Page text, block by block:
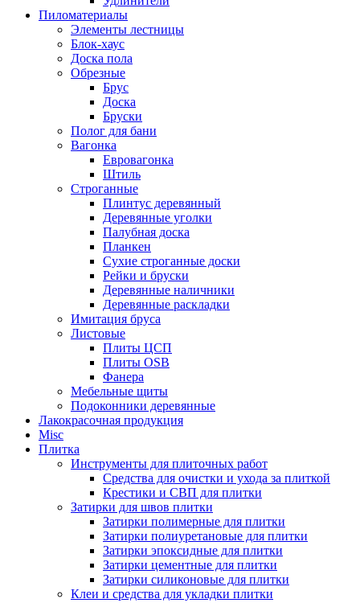
Пиломатериалы
Элементы лестницы
Блок-хаус
Доска пола
Обрезные
Брус
Доска
Бруски
Полог для бани
Вагонка
Евровагонка
Штиль
Строганные
Плинтус деревянный
Деревянные уголки
Палубная доска
Планкен
Сухие строганные доски
Рейки и бруски
Деревянные наличники
Деревянные раскладки
Имитация бруса
Листовые
Плиты ЦСП
Плиты OSB
Фанера
Мебельные щиты
Подоконники деревянные
Лакокрасочная продукция
Misc
Плитка
Инструменты для плиточных работ
Средства для очистки и ухода за плиткой
Крестики и СВП для плитки
Затирки для швов плитки
Затирки полимерные для плитки
Затирки полиуретановые для плитки
Затирки эпоксидные для плитки
Затирки цементные для плитки
Затирки силиконовые для плитки
Клеи и средства для укладки плитки